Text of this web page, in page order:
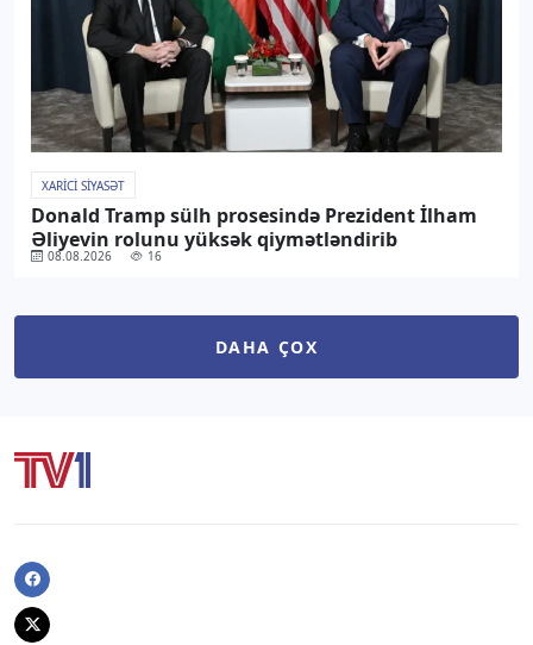
XARICI SIYASƏT
Donald Tramp sülh prosesində Prezident İlham
Əliyevin rolunu yüksək qiymətləndirib
08.08.2026 16
DAHA ÇOX
Facebook
Twitter